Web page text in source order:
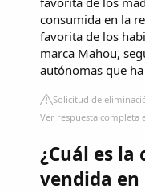
consumida en la
favorita de los
marca Mahou,
autónomas que
Solicitud de
Ver respuesta completa
¿Cuál es la
vendida en